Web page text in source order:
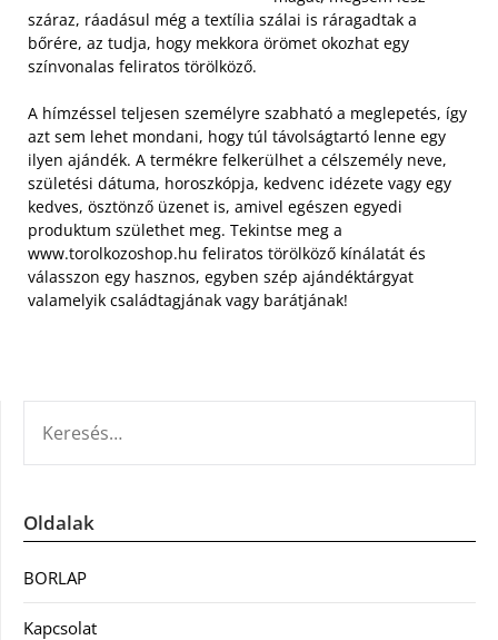
száraz, ráadásul még a textília szálai is ráragadtak a
bőrére, az tudja, hogy mekkora örömet okozhat egy
színvonalas feliratos törölköző.
A hímzéssel teljesen személyre szabható a meglepetés, így
azt sem lehet mondani, hogy túl távolságtartó lenne egy
ilyen ajándék. A termékre felkerülhet a célszemély neve,
születési dátuma, horoszkópja, kedvenc idézete vagy egy
kedves, ösztönző üzenet is, amivel egészen egyedi
produktum születhet meg. Tekintse meg a
www.torolkozoshop.hu feliratos törölköző kínálatát és
válasszon egy hasznos, egyben szép ajándéktárgyat
valamelyik családtagjának vagy barátjának!
Oldalak
BORLAP
Kapcsolat